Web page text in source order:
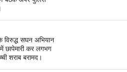
विरुद्ध सघन अभियान
छापेमारी कर लगभग
शराब बरामद।